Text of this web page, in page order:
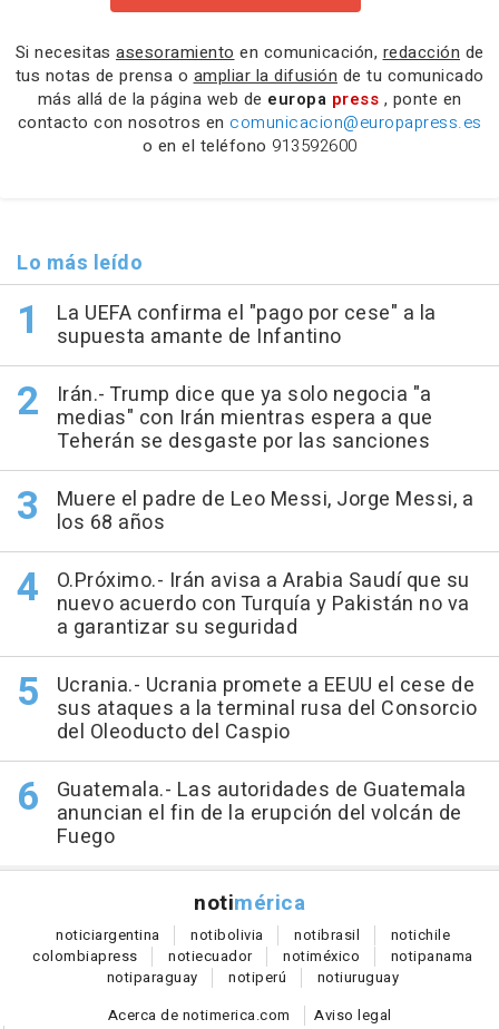
Si necesitas asesoramiento en comunicación, redacción de
tus notas de prensa o ampliar la difusión de tu comunicado
más allá de la página web de europa press , ponte en
contacto con nosotros en comunicacion@europapress.es
o en el teléfono 913592600
Lo más leído
La UEFA confirma el "pago por cese" a la
supuesta amante de Infantino
Irán.- Trump dice que ya solo negocia "a
medias" con Irán mientras espera a que
Teherán se desgaste por las sanciones
Muere el padre de Leo Messi, Jorge Messi, a
los 68 años
O.Próximo.- Irán avisa a Arabia Saudí que su
nuevo acuerdo con Turquía y Pakistán no va
a garantizar su seguridad
Ucrania.- Ucrania promete a EEUU el cese de
sus ataques a la terminal rusa del Consorcio
del Oleoducto del Caspio
Guatemala.- Las autoridades de Guatemala
anuncian el fin de la erupción del volcán de
Fuego
notimérica
noticiargentina notibolivia notibrasil notichile
colombiapress notiecuador notiméxico notipanama
notiparaguay notiperú notiuruguay
Acerca de notimerica.com
Aviso legal